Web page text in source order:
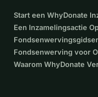
Start een WhyDonate
Een Inzamelingsactie
Fondsenwerving voor
Waarom WhyDonate